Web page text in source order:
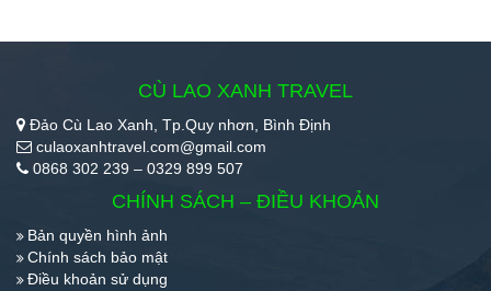
CÙ LAO XANH TRAVEL
Đảo Cù Lao Xanh, Tp.Quy nhơn, Bình Định
culaoxanhtravel.com@gmail.com
0868 302 239 – 0329 899 507
CHÍNH SÁCH – ĐIỀU KHOẢN
Bản quyền hình ảnh
Chính sách bảo mật
Điều khoản sử dụng